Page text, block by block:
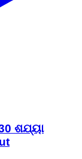
ଶଯ୍ୟା